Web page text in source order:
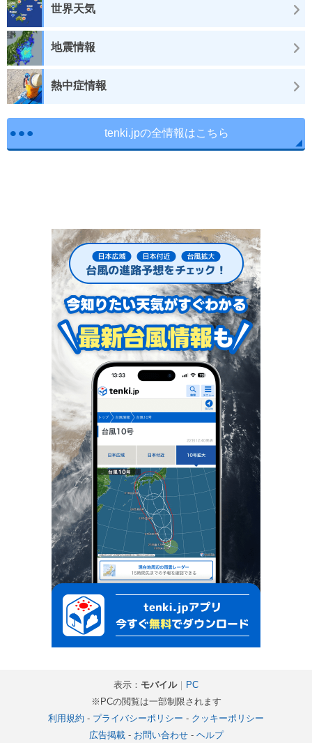
世界天気
地震情報
熱中症情報
tenki.jpの全情報はこちら
表示： モバイル｜ PC
※PCの閲覧は一部制限されます
利用規約 - プライバシーポリシー - クッキーポリシー
広告掲載- お問い合わせ- ヘルプ